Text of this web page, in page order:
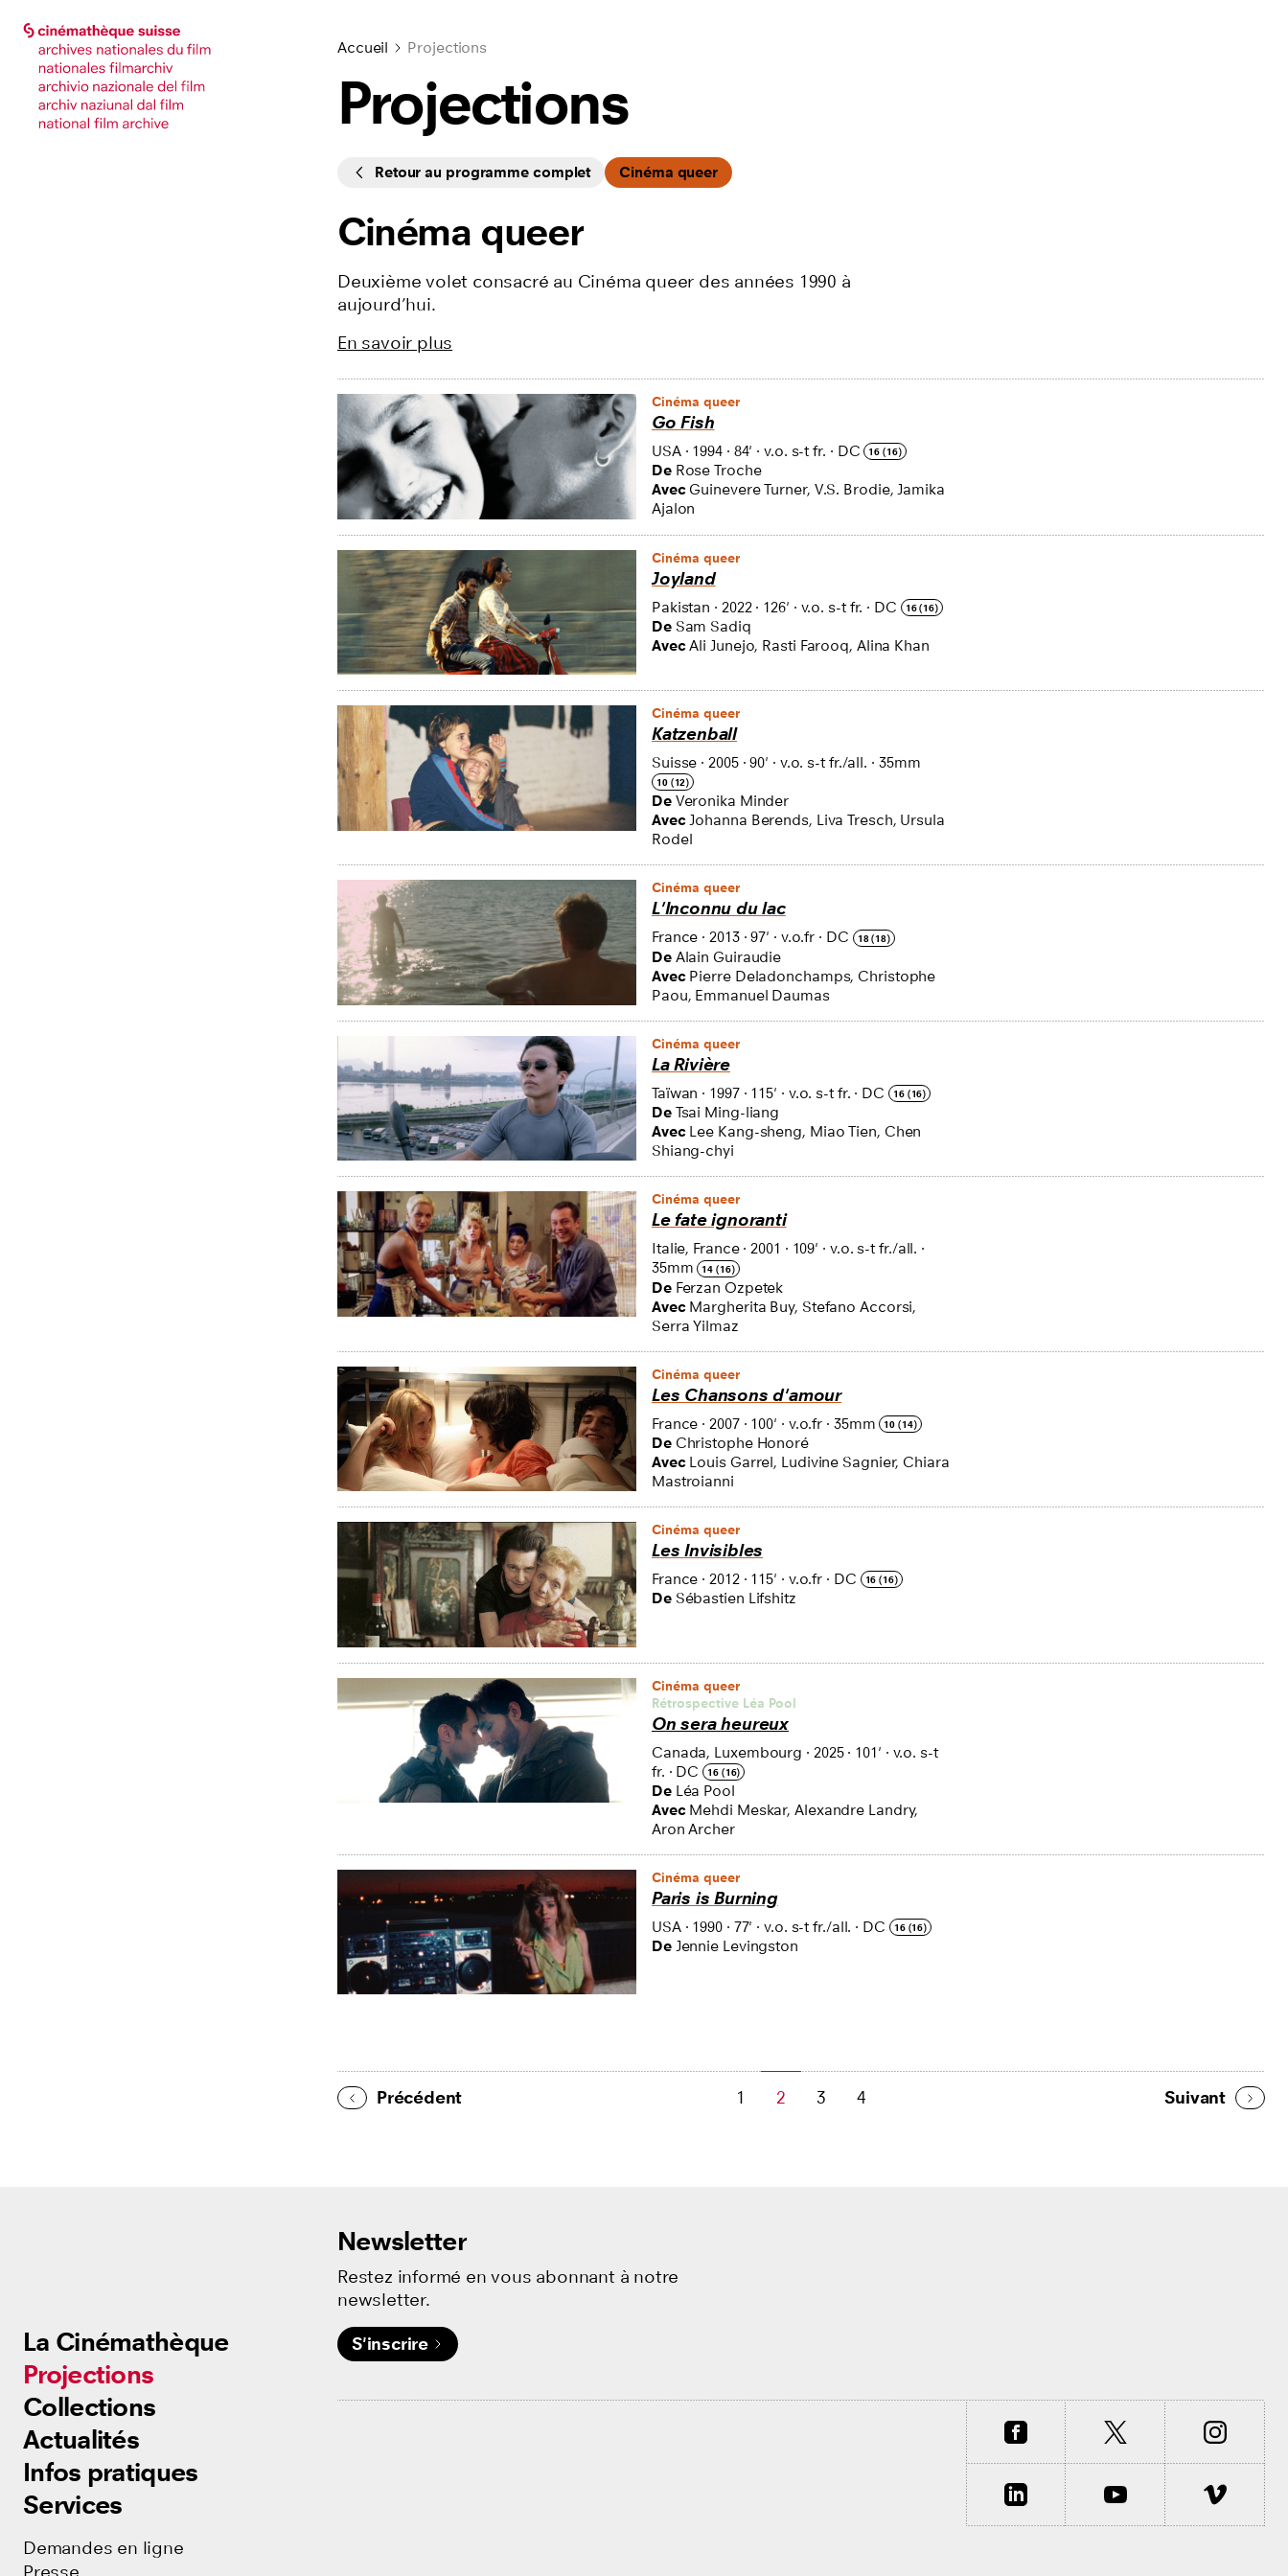
Accéder à la page principale
La Cinémathèque
Projections
Collections
Actualités
Infos pratiques
Services
Demandes en ligne
Accéder à la page principale
La Cinémathèque
Projections
Collections
Actualités
Infos pratiques
Services
Demandes en ligne
Accueil Projections
Projections
CyclesRetour au programme complet Cinéma queer
Cinéma queer
Deuxième volet consacré au Cinéma queer des années 1990 à
aujourd’hui.
En savoir plus
Cinéma queer
Go Fish
USA· 1994· 84' ·v.o. s-t fr. · DC 16 (16)
De Rose Troche
Avec Guinevere Turner, V.S. Brodie, Jamika
Ajalon
Cinéma queer
Joyland
Pakistan · 2022· 126' · v.o. s-t fr. · DC 16 (16)
De Sam Sadiq
Avec Ali Junejo, Rasti Farooq, Alina Khan
Cinéma queer
Katzenball
Suisse ·2005·90' · v.o. s-t fr./all. · 35mm
10 (12)
De Veronika Minder
Avec Johanna Berends, Liva Tresch, Ursula
Rodel
Cinéma queer
L'Inconnu du lac
France ·2013·97' · v.o.fr · DC 18 (18)
De Alain Guiraudie
Avec Pierre Deladonchamps, Christophe
Paou, Emmanuel Daumas
Cinéma queer
La Rivière
Taïwan · 1997· 115' · v.o. s-t fr. · DC 16 (16)
De Tsai Ming-liang
Avec Lee Kang-sheng, Miao Tien, Chen
Shiang-chyi
Cinéma queer
Le fate ignoranti
Italie, France·2001 · 109' · v.o. s-t fr./all. ·
35mm
14 (16)
De Ferzan Ozpetek
Avec Margherita Buy, Stefano Accorsi,
Serra Yilmaz
Cinéma queer
Les Chansons d'amour
France · 2007· 100' · v.o.fr · 35mm 10 (14)
De Christophe Honoré
Avec Louis Garrel, Ludivine Sagnier, Chiara
Mastroianni
Cinéma queer
Les Invisibles
France ·2012· 115' · v.o.fr · DC 16 (16)
De Sébastien Lifshitz
Cinéma queer
Rétrospective Léa Pool
On sera heureux
Canada, Luxembourg · 2025· 101' · v.o. s-t
fr. · DC 16 (16)
De Léa Pool
Avec Mehdi Meskar, Alexandre Landry,
Aron Archer
Cinéma queer
Paris is Burning
USA· 1990· 77' ·v.o. s-t fr./all. · DC 16 (16)
De Jennie Levingston
Précédent 1 2 3 4 Suivant
Newsletter
Restez informé en vous abonnant à notre
newsletter.
S'inscrire